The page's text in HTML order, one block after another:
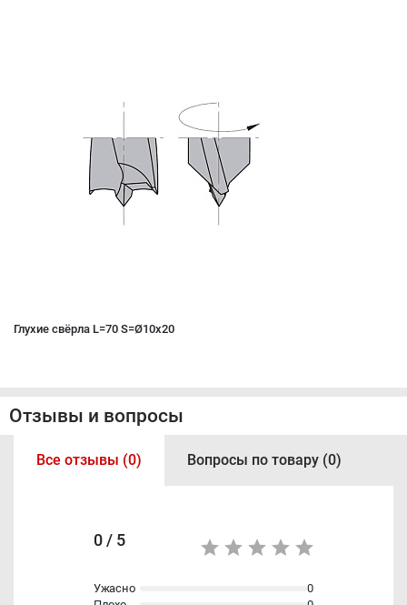
Глухие свёрла L=70 S=Ø10x20
Отзывы и вопросы
Все отзывы (0) Вопросы по товару (0)
0 / 5
Ужасно
0